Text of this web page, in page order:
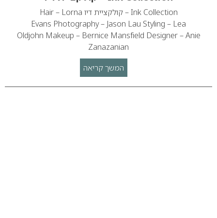
Ink Collection – קולקציית דיו Hair – Lorna
Evans Photography – Jason Lau Styling – Lea
Oldjohn Makeup – Bernice Mansfield Designer – Anie
Zanazanian
המשך קריאה